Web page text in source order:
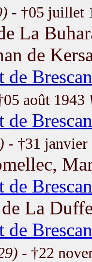
- †05 juillet
La
de
de
août 1943
de
- †31
de
La
de
- †22